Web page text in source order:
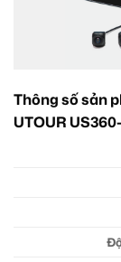
Thông số sản
UTOUR